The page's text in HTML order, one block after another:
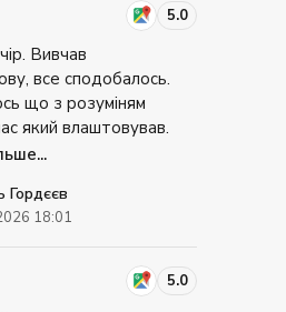
знайти на офіційному сайті.
ще недостатньо
відчуття свободи
5.0
Вивчав
все сподобалось.
що з розуміням
який влаштовував.
викладач, який все по
якщо щось
чи можливо щось
це пояснить. Все
не має взагалі ніяких
Гордєєв
18:01
5.0